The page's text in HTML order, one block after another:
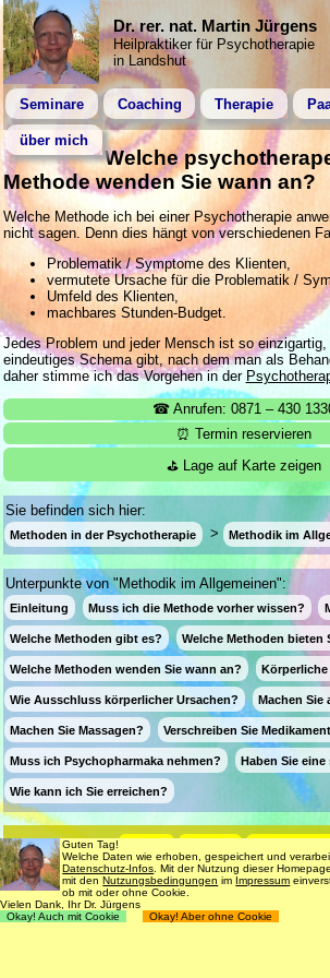
Dr. rer. nat. Martin Jürgens
Heilpraktiker für Psychotherapie
in Landshut
Seminare Coaching Therapie
über mich
Welche
Methode wenden Sie wann an?
Welche Methode ich bei einer Psychotherapie
nicht sagen. Denn dies hängt von verschiedenen
Problematik / Symptome des Klienten,
vermutete Ursache für die Problematik /
Umfeld des Klienten,
machbares Stunden-Budget.
Jedes Problem und jeder Mensch ist so
eindeutiges Schema gibt, nach dem man als
daher stimme ich das Vorgehen in der
☎ Anrufen: 0871 – 430
⏰ Termin reservieren
⛳ Lage auf Karte zeigen
Sie befinden sich hier:
Methoden in der Psychotherapie Methodik im
Unterpunkte von "Methodik im Allgemeinen":
Einleitung Muss ich die Methode vorher wissen?
Welche Methoden gibt es? Welche Methoden bieten
Welche Methoden wenden Sie wann an?
Wie Ausschluss körperlicher Ursachen? Machen Sie
Machen Sie Massagen? Verschreiben Sie
Muss ich Psychopharmaka nehmen? Haben Sie
Wie kann ich Sie erreichen?
Datenschutz
Impressum
© 1998 - 2018
Guten Tag!
Welche Daten wie erhoben, gespeichert und
Datenschutz-Infos . Mit der Nutzung dieser
mit denNutzungsbedingungen im Impressum
ob mit oder ohne Cookie.
Vielen Dank, Ihr Dr. Jürgens
Okay! Auch mit Cookie
Okay! Aber ohne Cookie